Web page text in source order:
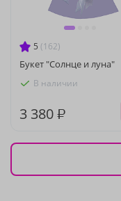
5 (162)
Букет "Солнце и луна"
В наличии
3 380 ₽